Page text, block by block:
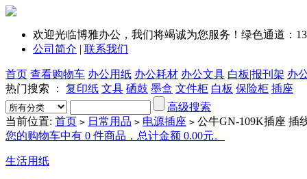
欢迎光临博雅办公，我们将竭诚为您服务！绿色通道：
公司简介 | 联系我们
首页 查看购物车 办公用纸 办公耗材 办公文具 白板|报刊架 办
热门搜索 ： 复印纸 文具 硒鼓 墨盒 文件柜 白板 保险柜 插座
高级搜索
当前位置: 首页 > 日常用品 > 电源插座 > 公牛GN-109K插座 插
您的购物车中有 0 件商品，总计金额 0.00元。
生活用纸